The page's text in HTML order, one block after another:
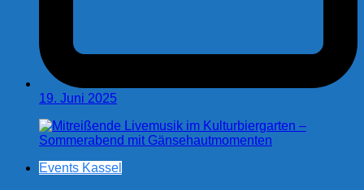
19. Juni 2025
Events Kassel